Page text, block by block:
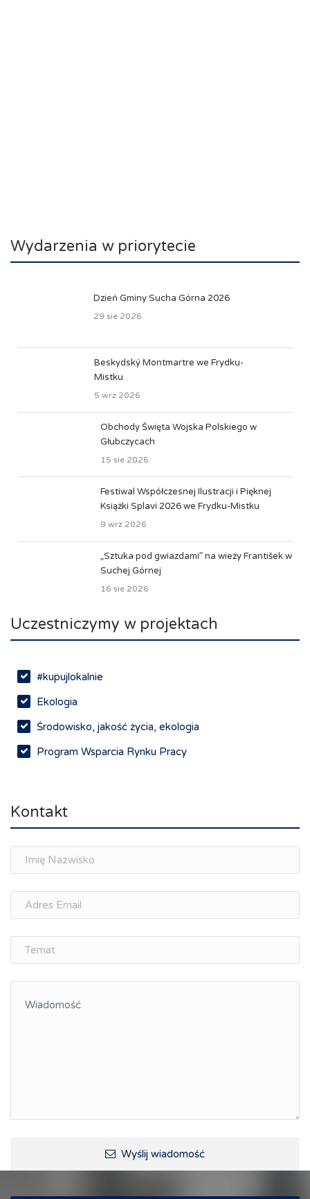
Wydarzenia w priorytecie
Dzień Gminy Sucha Górna 2026
29 sie 2026
Beskydský Montmartre we Frydku-
Mistku
5 wrz 2026
Obchody Święta Wojska Polskiego w
Głubczycach
15 sie 2026
Festiwal Współczesnej Ilustracji i Pięknej
Książki Splavi 2026 we Frydku-Mistku
9 wrz 2026
„Sztuka pod gwiazdami” na wieży František w
Suchej Górnej
16 sie 2026
Uczestniczymy w projektach
#kupujlokalnie
Ekologia
Środowisko, jakość życia, ekologia
Program Wsparcia Rynku Pracy
Spotkania branżowe
osobisty
Memorandum Gospodarcze PL-CZ
Śląskie Porozumienie Gospodarcze
ŚLĄSK.ONLINE
Integracja
Kontakt
Wyślij wiadomość